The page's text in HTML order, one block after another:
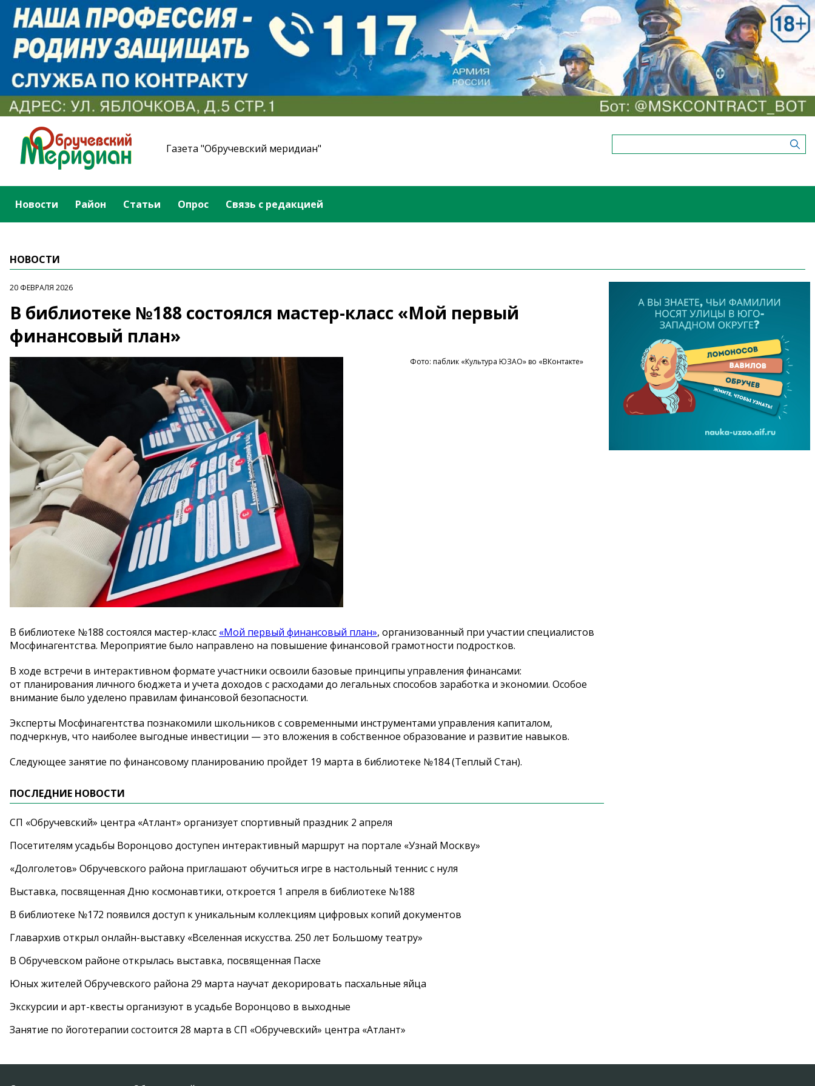
Газета "Обручевский меридиан"
Новости Район Статьи Опрос Связь с редакцией
НОВОСТИ
20 ФЕВРАЛЯ 2026
В библиотеке №188 состоялся мастер-класс «Мой первый
финансовый план»
Фото: паблик «Культура ЮЗАО» во «ВКонтакте»
В библиотеке №188 состоялся мастер-класс «Мой первый финансовый план», организованный при участии специалистов
Мосфинагентства. Мероприятие было направлено на повышение финансовой грамотности подростков.
В ходе встречи в интерактивном формате участники освоили базовые принципы управления финансами:
от планирования личного бюджета и учета доходов с расходами до легальных способов заработка и экономии. Особое
внимание было уделено правилам финансовой безопасности.
Эксперты Мосфинагентства познакомили школьников с современными инструментами управления капиталом,
подчеркнув, что наиболее выгодные инвестиции — это вложения в собственное образование и развитие навыков.
Следующее занятие по финансовому планированию пройдет 19 марта в библиотеке №184 (Теплый Стан).
ПОСЛЕДНИЕ НОВОСТИ
СП «Обручевский» центра «Атлант» организует спортивный праздник 2 апреля
Посетителям усадьбы Воронцово доступен интерактивный маршрут на портале «Узнай Москву»
«Долголетов» Обручевского района приглашают обучиться игре в настольный теннис с нуля
Выставка, посвященная Дню космонавтики, откроется 1 апреля в библиотеке №188
В библиотеке №172 появился доступ к уникальным коллекциям цифровых копий документов
Главархив открыл онлайн-выставку «Вселенная искусства. 250 лет Большому театру»
В Обручевском районе открылась выставка, посвященная Пасхе
Юных жителей Обручевского района 29 марта научат декорировать пасхальные яйца
Экскурсии и арт-квесты организуют в усадьбе Воронцово в выходные
Занятие по йоготерапии состоится 28 марта в СП «Обручевский» центра «Атлант»